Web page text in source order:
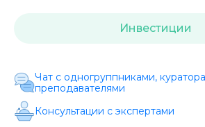
Инвестиции
Чат с одногруппниками,
преподавателями
Консультации с экспертами
Подача материала *